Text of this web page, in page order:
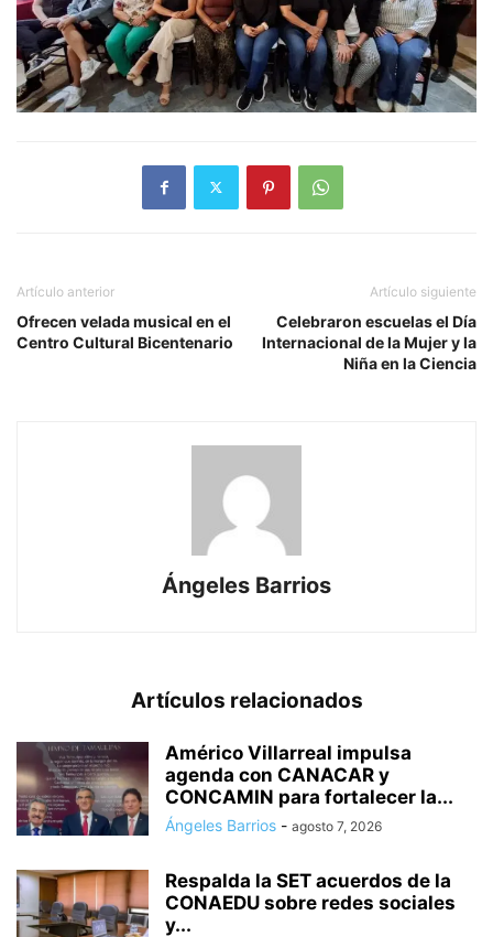
Artículo anterior
Ofrecen velada musical en el
Centro Cultural Bicentenario
Artículo siguiente
Celebraron escuelas el Día
Internacional de la Mujer y la
Niña en la Ciencia
Ángeles Barrios
Artículos relacionados
Américo Villarreal impulsa
agenda con CANACAR y
CONCAMIN para fortalecer la...
Ángeles Barrios - agosto 7, 2026
Respalda la SET acuerdos de la
CONAEDU sobre redes sociales
y...